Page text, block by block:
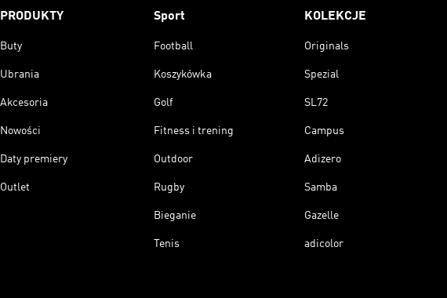
PRODUKTY
Buty
Ubrania
Akcesoria
Nowości
Daty premiery
Outlet
Sport
Football
Koszykówka
Golf
Fitness i trening
Outdoor
Rugby
Bieganie
Tenis
KOLEKCJE
Originals
Spezial
SL72
Campus
Adizero
Samba
Gazelle
adicolor